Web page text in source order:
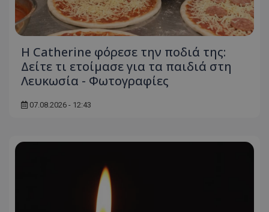
Η Catherine φόρεσε την ποδιά της:
Δείτε τι ετοίμασε για τα παιδιά στη
Λευκωσία - Φωτογραφίες
07.08.2026 - 12:43